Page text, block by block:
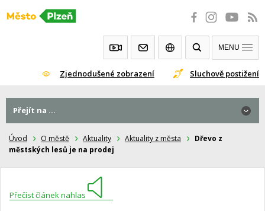
Přeskočit
Zjednodušené zobrazení Sluchově postižení
MENU
Úvod O městě Aktuality Aktuality z města
Dřevo z
městských lesů je na prodej
Přečíst článek nahlas
Přejít na ...